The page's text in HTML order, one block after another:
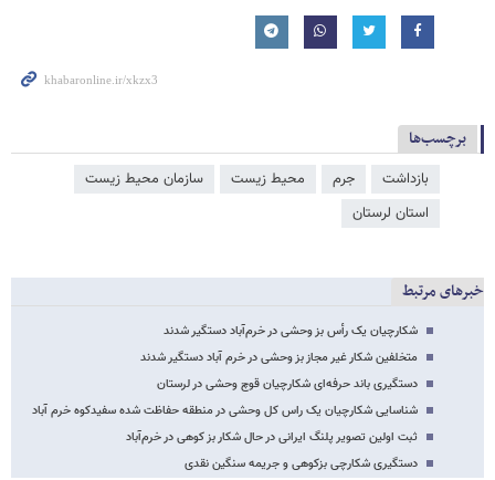
برچسب‌ها
بازداشت جرم محیط زیست
سازمان محیط زیست
استان لرستان
خبرهای مرتبط
شکارچیان یک رأس بز وحشی در خرم‌آباد دستگیر شدند
متخلفین شکار غیر مجاز بز وحشی در خرم آباد دستگیر شدند
دستگیری باند حرفه‌ای شکارچیان قوچ وحشی در لرستان
شناسایی شکارچیان یک راس کل وحشی در منطقه حفاظت شده سفیدکوه خرم آباد
ثبت اولین تصویر پلنگ ایرانی در حال شکار بز کوهی در خرم‌آباد
دستگیری شکارچی بزکوهی و جریمه سنگین نقدی